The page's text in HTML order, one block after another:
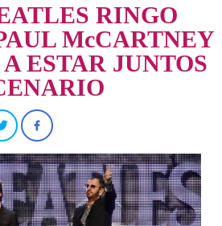
RINGO
McCARTNEY
ESTAR JUNTOS